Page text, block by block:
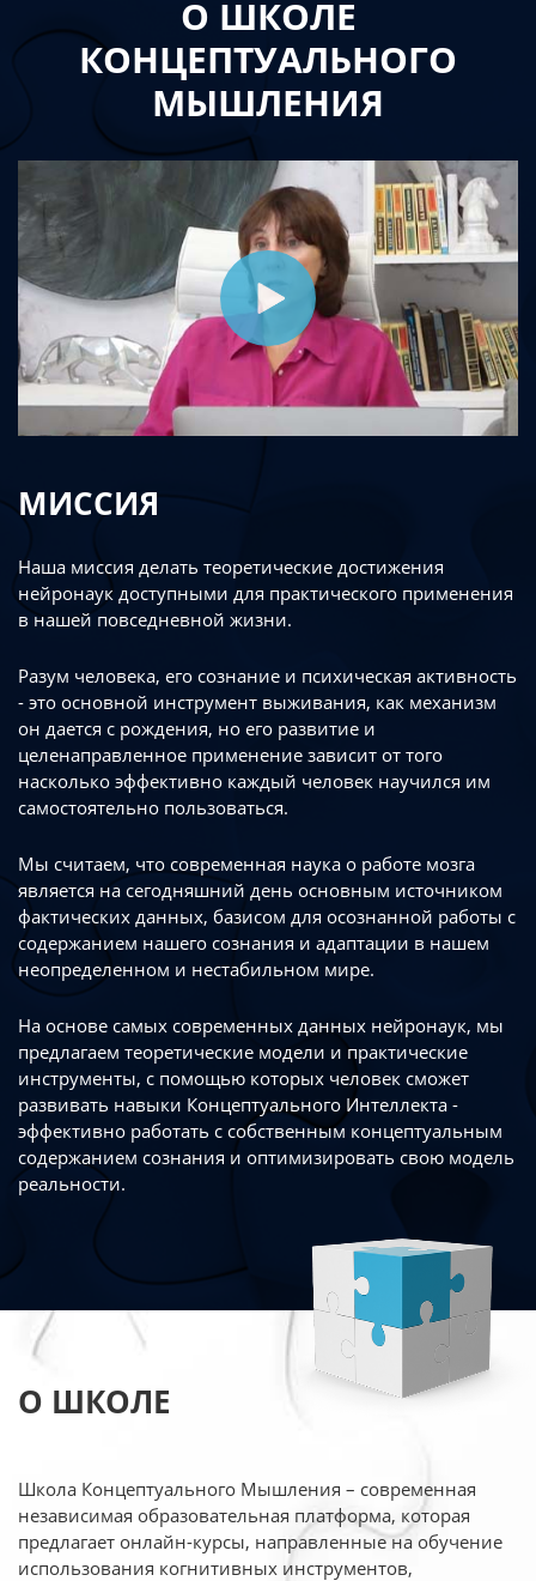
О ШКОЛЕ
КОНЦЕПТУАЛЬНОГО
МЫШЛЕНИЯ
МИССИЯ
Наша миссия делать теоретические достижения
нейронаук доступными для практического применения
в нашей повседневной жизни.
Разум человека, его сознание и психическая активность
- это основной инструмент выживания, как механизм
он дается с рождения, но его развитие и
целенаправленное применение зависит от того
насколько эффективно каждый человек научился им
самостоятельно пользоваться.
Мы считаем, что современная наука о работе мозга
является на сегодняшний день основным источником
фактических данных, базисом для осознанной работы с
содержанием нашего сознания и адаптации в нашем
неопределенном и нестабильном мире.
На основе самых современных данных нейронаук, мы
предлагаем теоретические модели и практические
инструменты, с помощью которых человек сможет
развивать навыки Концептуального Интеллекта -
эффективно работать с собственным концептуальным
содержанием сознания и оптимизировать свою модель
реальности.
О ШКОЛЕ
Школа Концептуального Мышления – современная
независимая образовательная платформа, которая
предлагает онлайн-курсы, направленные на обучение
использования когнитивных инструментов,